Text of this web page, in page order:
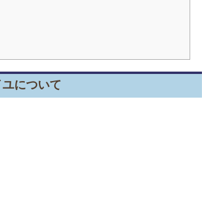
について